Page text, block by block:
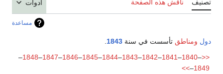
تصنيف ناقش هذه الصفحة أدوات
مساعدة
دول ومناطق تأسست في سنة 1843
<<
–
1840
–
1841
–
1842
–
1843
–
1844
–
1845
–
1846
–
1847
–
1848
–
1849
–
>>